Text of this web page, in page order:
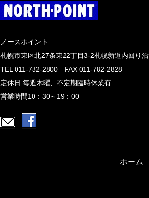
ノースポイント
札幌市東区北27条東22丁目3-2札幌新道内回り沿
TEL 011-782-2800 FAX 011-782-2828
定休日:毎週木曜、不定期臨時休業有
営業時間10：30～19：00
ホーム